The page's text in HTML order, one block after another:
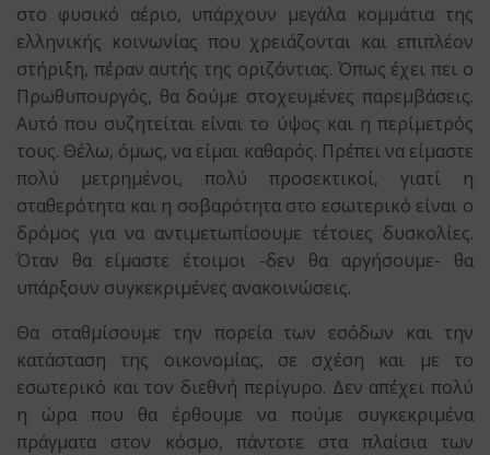
στο φυσικό αέριο, υπάρχουν μεγάλα κομμάτια της
ελληνικής κοινωνίας που χρειάζονται και επιπλέον
στήριξη, πέραν αυτής της οριζόντιας. Όπως έχει πει ο
Πρωθυπουργός, θα δούμε στοχευμένες παρεμβάσεις.
Αυτό που συζητείται είναι το ύψος και η περίμετρός
τους. Θέλω, όμως, να είμαι καθαρός. Πρέπει να είμαστε
πολύ μετρημένοι, πολύ προσεκτικοί, γιατί η
σταθερότητα και η σοβαρότητα στο εσωτερικό είναι ο
δρόμος για να αντιμετωπίσουμε τέτοιες δυσκολίες.
Όταν θα είμαστε έτοιμοι -δεν θα αργήσουμε- θα
υπάρξουν συγκεκριμένες ανακοινώσεις.
Θα σταθμίσουμε την πορεία των εσόδων και την
κατάσταση της οικονομίας, σε σχέση και με το
εσωτερικό και τον διεθνή περίγυρο. Δεν απέχει πολύ
η ώρα που θα έρθουμε να πούμε συγκεκριμένα
πράγματα στον κόσμο, πάντοτε στα πλαίσια των